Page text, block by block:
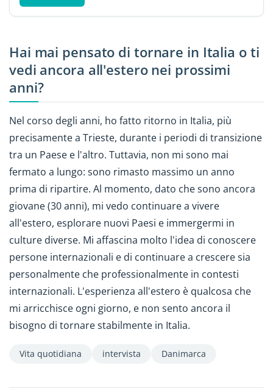
Hai mai pensato di tornare in Italia o ti
vedi ancora all'estero nei prossimi
anni?
Nel corso degli anni, ho fatto ritorno in Italia, più
precisamente a Trieste, durante i periodi di transizione
tra un Paese e l'altro. Tuttavia, non mi sono mai
fermato a lungo: sono rimasto massimo un anno
prima di ripartire. Al momento, dato che sono ancora
giovane (30 anni), mi vedo continuare a vivere
all'estero, esplorare nuovi Paesi e immergermi in
culture diverse. Mi affascina molto l'idea di conoscere
persone internazionali e di continuare a crescere sia
personalmente che professionalmente in contesti
internazionali. L'esperienza all'estero è qualcosa che
mi arricchisce ogni giorno, e non sento ancora il
bisogno di tornare stabilmente in Italia.
Vita quotidiana intervista Danimarca